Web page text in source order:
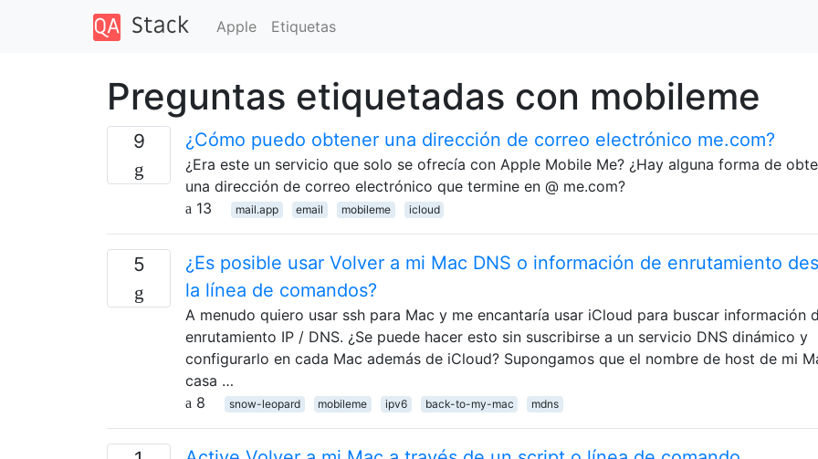
Apple Etiquetas
Preguntas etiquetadas con mobileme
9 ¿Cómo puedo obtener una dirección de correo electrónico me.com?
¿Era este un servicio que solo se ofrecía con Apple Mobile Me? ¿Hay alguna forma de
una dirección de correo electrónico que termine en @ me.com?
13
mail.app email mobileme icloud
5
¿Es posible usar Volver a mi Mac DNS o información de enrutamiento
la línea de comandos?
A menudo quiero usar ssh para Mac y me encantaría usar iCloud para buscar información
enrutamiento IP / DNS. ¿Se puede hacer esto sin suscribirse a un servicio DNS dinámico y
configurarlo en cada Mac además de iCloud? Supongamos que el nombre de host de mi
casa …
8
snow-leopard mobileme ipv6 back-to-my-mac mdns